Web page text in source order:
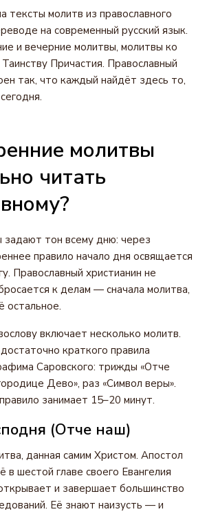
тексты молитв из православного
на современный русский язык.
и вечерние молитвы, молитвы ко
Причастия. Православный
так, что каждый найдёт здесь то,
молитвы
читать
тон всему дню: через
правило начало дня освящается
Православный христианин не
к делам — сначала молитва,
остальное.
включает несколько молитв.
краткого правила
Саровского: трижды «Отче
Дево», раз «Символ веры».
занимает 15–20 минут.
(Отче наш)
данная самим Христом. Апостол
в шестой главе своего Евангелия
и завершает большинство
Её знают наизусть — и